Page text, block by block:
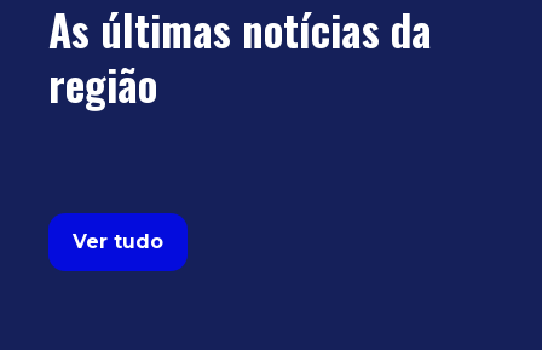
As últimas notícias da
região
Ver tudo